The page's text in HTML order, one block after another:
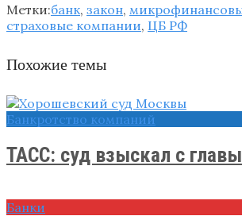
Метки:банк, закон,
страховые компании, ЦБ РФ
Похожие темы
Банкротство компаний
ТАСС: суд взыскал с
Банки